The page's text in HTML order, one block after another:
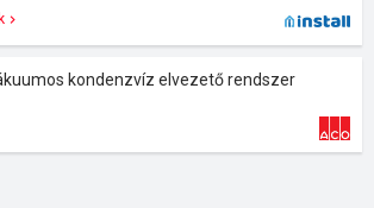
kondenzvíz elvezető rendszer